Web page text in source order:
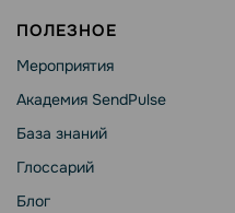
ПОЛЕЗНОЕ
Мероприятия
Академия SendPulse
База знаний
Глоссарий
Блог